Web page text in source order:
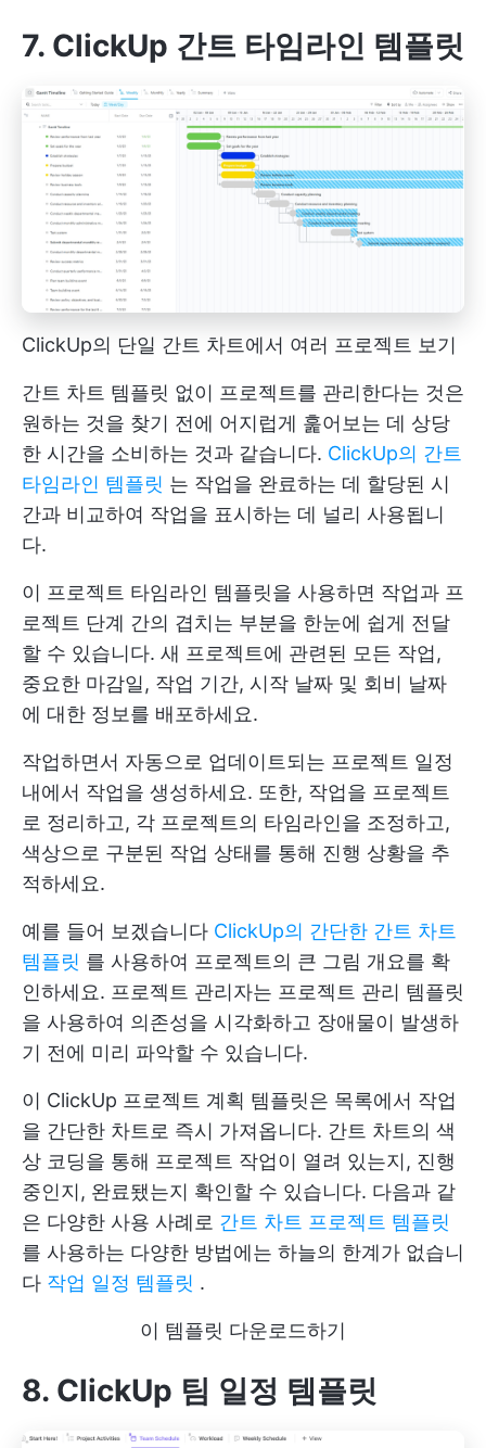
7. ClickUp 간트 타임라인 템플릿
ClickUp의 단일 간트 차트에서 여러 프로젝트 보기
간트 차트 템플릿 없이 프로젝트를 관리한다는 것은
원하는 것을 찾기 전에 어지럽게 훑어보는 데 상당
한 시간을 소비하는 것과 같습니다. ClickUp의 간트
타임라인 템플릿 는 작업을 완료하는 데 할당된 시
간과 비교하여 작업을 표시하는 데 널리 사용됩니
다.
이 프로젝트 타임라인 템플릿을 사용하면 작업과 프
로젝트 단계 간의 겹치는 부분을 한눈에 쉽게 전달
할 수 있습니다. 새 프로젝트에 관련된 모든 작업,
중요한 마감일, 작업 기간, 시작 날짜 및 회비 날짜
에 대한 정보를 배포하세요.
작업하면서 자동으로 업데이트되는 프로젝트 일정
내에서 작업을 생성하세요. 또한, 작업을 프로젝트
로 정리하고, 각 프로젝트의 타임라인을 조정하고,
색상으로 구분된 작업 상태를 통해 진행 상황을 추
적하세요.
예를 들어 보겠습니다 ClickUp의 간단한 간트 차트
템플릿 를 사용하여 프로젝트의 큰 그림 개요를 확
인하세요. 프로젝트 관리자는 프로젝트 관리 템플릿
을 사용하여 의존성을 시각화하고 장애물이 발생하
기 전에 미리 파악할 수 있습니다.
이 ClickUp 프로젝트 계획 템플릿은 목록에서 작업
을 간단한 차트로 즉시 가져옵니다. 간트 차트의 색
상 코딩을 통해 프로젝트 작업이 열려 있는지, 진행
중인지, 완료됐는지 확인할 수 있습니다. 다음과 같
은 다양한 사용 사례로 간트 차트 프로젝트 템플릿
를 사용하는 다양한 방법에는 하늘의 한계가 없습니
다 작업 일정 템플릿 .
이 템플릿 다운로드하기
8. ClickUp 팀 일정 템플릿